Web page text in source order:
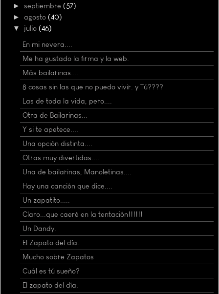
► septiembre (57)
► agosto (40)
▼ julio (46)
En mi nevera....
Me ha gustado la firma y la web.
Más bailarinas....
8 cosas sin las que no puedo vivir. y Tú????
Las de toda la vida, pero....
Otra de Bailarinas...
Y si te apetece....
Una opción distinta....
Otras muy divertidas....
Una de bailarinas, Manoletinas....
Hay una canción que dice....
Un zapatito.....
Claro...que caeré en la tentación!!!!!!
Un Dandy.
El Zapato del día.
Mucho sobre Zapatos
Cuál es tú sueño?
El zapato del día.